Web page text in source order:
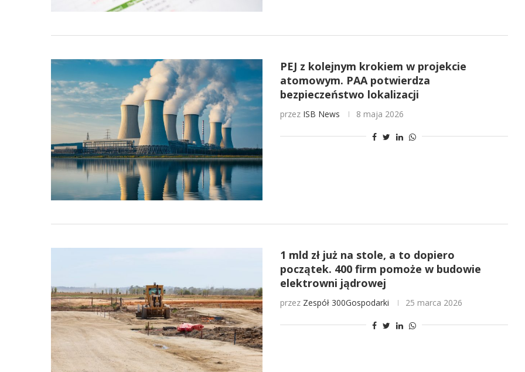
PEJ z kolejnym krokiem w projekcie
atomowym. PAA potwierdza
bezpieczeństwo lokalizacji
przez ISB News 8 maja 2026
1 mld zł już na stole, a to dopiero
początek. 400 firm pomoże w budowie
elektrowni jądrowej
przez Zespół 300Gospodarki 25 marca 2026